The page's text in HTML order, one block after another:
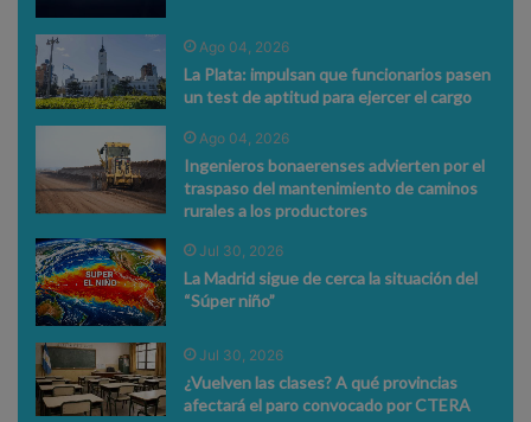
Ago 04, 2026
La Plata: impulsan que funcionarios pasen
un test de aptitud para ejercer el cargo
Ago 04, 2026
Ingenieros bonaerenses advierten por el
traspaso del mantenimiento de caminos
rurales a los productores
Jul 30, 2026
La Madrid sigue de cerca la situación del
“Súper niño”
Jul 30, 2026
¿Vuelven las clases? A qué provincias
afectará el paro convocado por CTERA